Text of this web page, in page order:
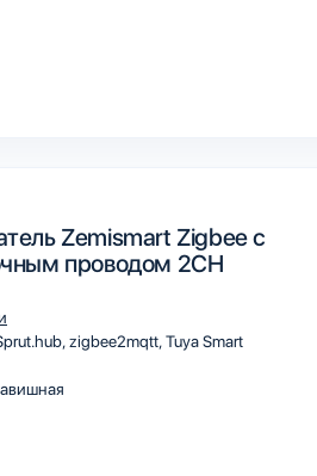
Zemismart Zigbee с
проводом 2CH
zigbee2mqttTuya Smart